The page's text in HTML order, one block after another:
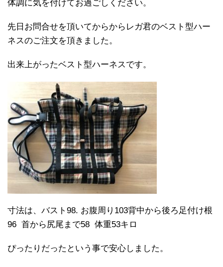
体調に気を付けてお過ごしください。
先日お問合せを頂いてからからレガ君のベスト型ハー
ネスのご注文を頂きました。
出来上がったベスト型ハーネスです。
寸法は、バスト 98. お腹周り 103背中から後ろ足付け根
96 首から尻尾まで58 体重53キロ
ぴったりだったという事で安心しました。